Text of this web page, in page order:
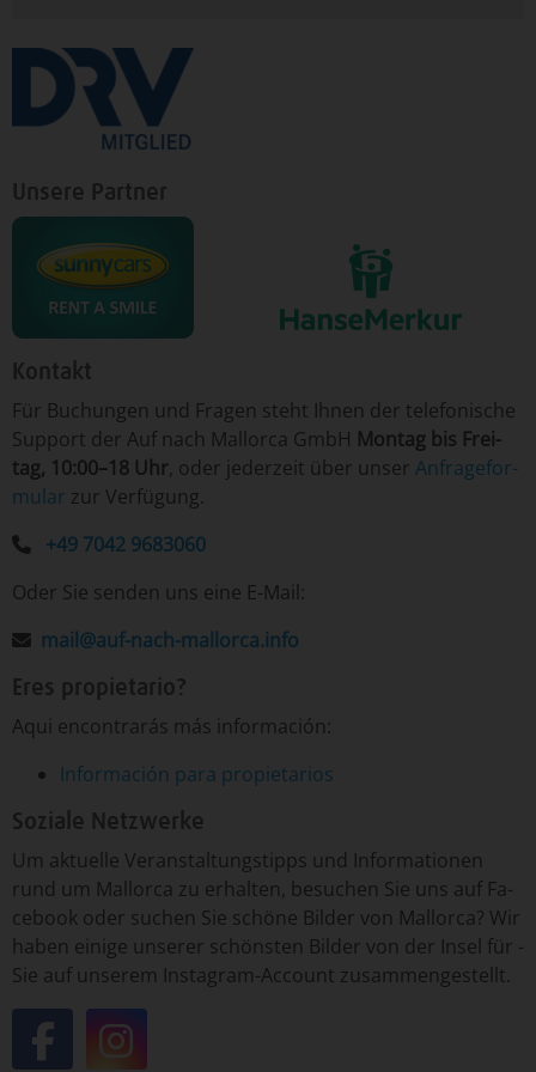
Unsere Partner
Kontakt
Für ­Bu­chun­gen un­d Fra­gen ­steht Ih­nen der te­le­fo­nische
Sup­port der Auf nach Mallorca GmbH Mon­tag ­bis Frei­
tag, 10:00–18 Uhr, o­der je­der­zeit ­über­ un­ser An­fra­ge­for­
mu­lar ­zur Ver­fü­gung.
+49 7042 9683060
Oder Sie senden uns eine E-Mail:
mail@auf-nach-mallorca.info
Eres propietario?
Aqui encontrarás más información:
Información para propietarios
Soziale Netzwerke
Um­ ak­tu­el­le ­Ver­an­stal­tungs­tipp­s un­d ­In­for­ma­tio­nen
run­d um ­Mal­lor­ca ­zu er­hal­ten, ­be­su­chen ­Sie uns auf Fa­
ce­book o­der ­su­chen ­Sie ­schö­ne ­Bil­der von ­Mal­lor­ca? Wir
ha­ben ei­ni­ge un­se­rer ­schöns­ten ­Bil­der von ­der In­sel ­für ­
Sie auf un­se­rem Insta­gram-­Ac­count ­zu­sam­men­ge­stellt.